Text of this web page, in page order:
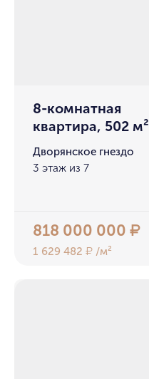
8-комнатная
квартира, 502 м²
Дворянское гнездо
3 этаж из 7
818 000 000₽
1 629 482₽ /м²